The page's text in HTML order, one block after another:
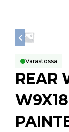
Varastossa
REAR